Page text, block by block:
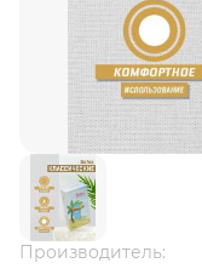
Производитель: